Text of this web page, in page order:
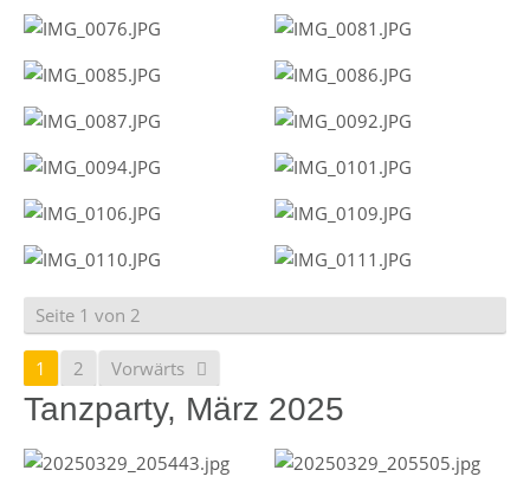
Seite 1 von 2
1 2 Vorwärts
Tanzparty, März 2025